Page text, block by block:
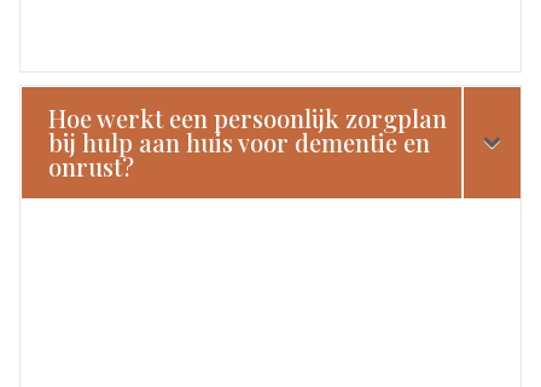
Hoe werkt een persoonlijk zorgplan
bij hulp aan huis voor dementie en
onrust?